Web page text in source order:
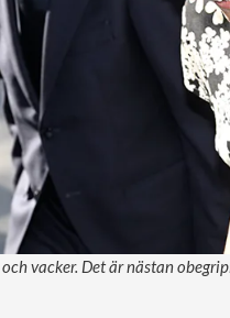
vacker. Det är nästan